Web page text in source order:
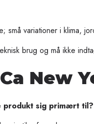
små variationer i klima,
brug og må ikke
New
produkt sig primært til?